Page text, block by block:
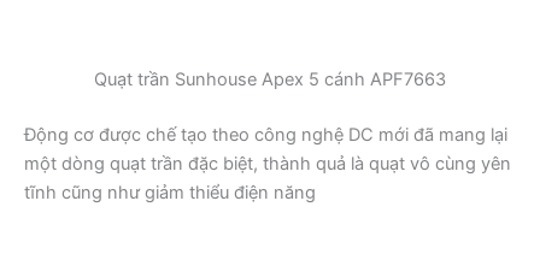
Quạt trần Sunhouse Apex 5 cánh APF7663
Động cơ được chế tạo theo công nghệ DC mới đã mang lại
một dòng quạt trần đặc biệt, thành quả là quạt vô cùng yên
tĩnh cũng như giảm thiểu điện năng